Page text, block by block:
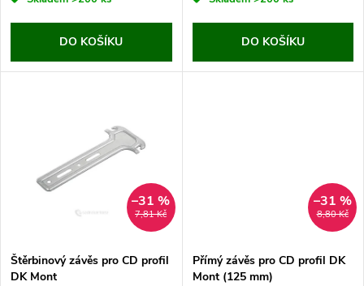
u
o
d
DO KOŠÍKU DO KOŠÍKU
7,81 Kč
–31 %
Štěrbinový závěs pro CD profil
DK Mont
8,80 Kč
–31 %
Přímý závěs pro CD profil DK
Mont (125 mm)